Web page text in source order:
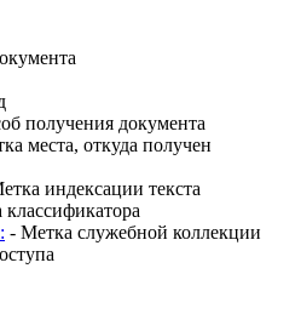
получения документа
места, откуда получен
индексации текста
- Метка служебной коллекции